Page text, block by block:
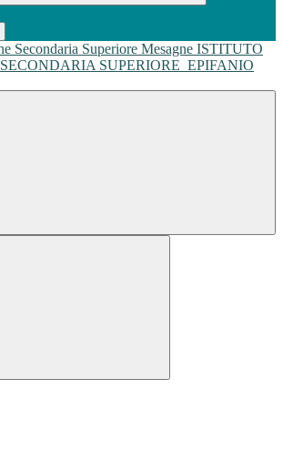
ISTITUTO
SECONDARIA SUPERIORE EPIFANIO